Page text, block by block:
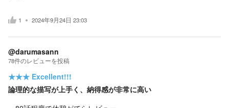
1 2024年9月24日 23:03
@darumasann
78件のレビューを投稿
★★★ Excellent!!!
論理的な描写が上手く、納得感が非常に高い